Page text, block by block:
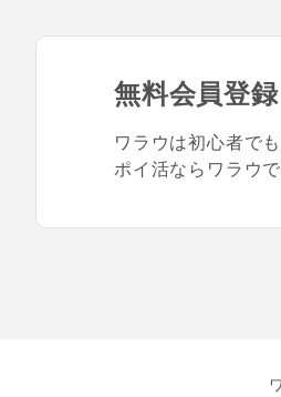
無料会員登録
ワラウは初心者で
ポイ活ならワラウ